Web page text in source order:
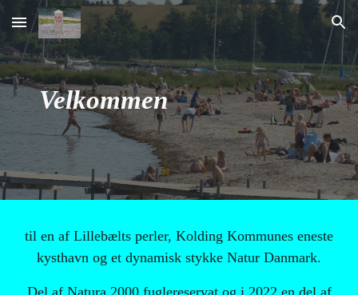
Skip to main content Skip to navigation
Velkommen
til en af Lillebælts perler, Kolding Kommunes eneste
kysthavn og et dynamisk stykke Natur Danmark.
Del af Natura 2000 fuglereservat og i 2022 en del af